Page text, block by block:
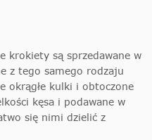
krokiety są sprzedawane w
z tego samego rodzaju
okrągłe kulki i obtoczone
kęsa i podawane w
się nimi dzielić z